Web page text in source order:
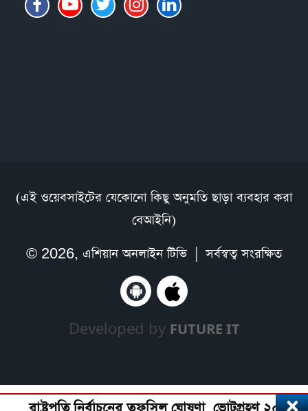
(এই ওয়েবসাইটের যেকোনো কিছু অনুমতি ছাড়া ব্যবহার করা
বেআইনি)
© 2026, এশিয়ান অনলাইন টিভি| সর্বস্বত্ব সংরক্ষিত
Developed by FUTURE IT